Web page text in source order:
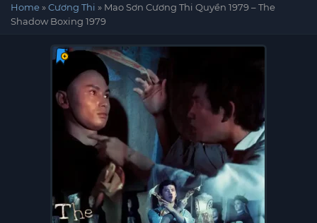
Home»Cương Thi » Mao Sơn Cương Thi Quyền 1979 – The
Shadow Boxing 1979